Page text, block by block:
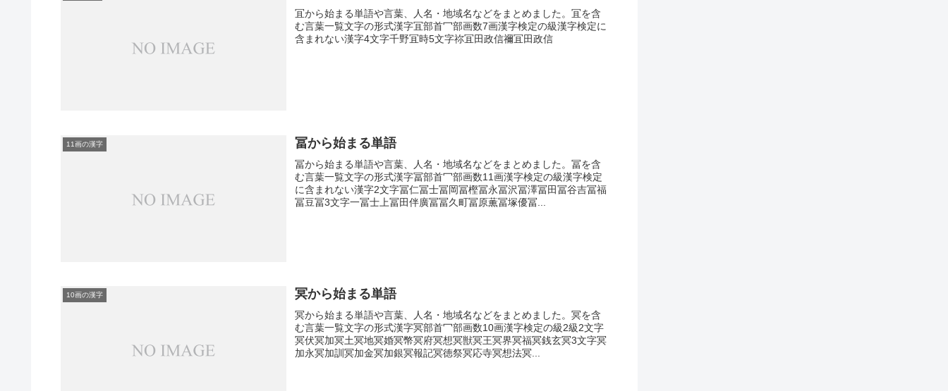
冝から始まる単語や言葉、人名・地域名などをまとめました。冝を含
む言葉一覧文字の形式漢字冝部首冖部画数7画漢字検定の級漢字検定に
含まれない漢字4文字千野冝時5文字祢冝田政信禰冝田政信
11画の漢字 冨から始まる単語
冨から始まる単語や言葉、人名・地域名などをまとめました。冨を含
む言葉一覧文字の形式漢字冨部首冖部画数11画漢字検定の級漢字検定
に含まれない漢字2文字冨仁冨士冨岡冨樫冨永冨沢冨澤冨田冨谷吉冨福
冨豆冨3文字一冨士上冨田伴廣冨冨久町冨原薫冨塚優冨...
10画の漢字 冥から始まる単語
冥から始まる単語や言葉、人名・地域名などをまとめました。冥を含
む言葉一覧文字の形式漢字冥部首冖部画数10画漢字検定の級2級2文字
冥伏冥加冥土冥地冥婚冥幣冥府冥想冥獣冥王冥界冥福冥銭玄冥3文字冥
加永冥加訓冥加金冥加銀冥報記冥徳祭冥応寺冥想法冥...